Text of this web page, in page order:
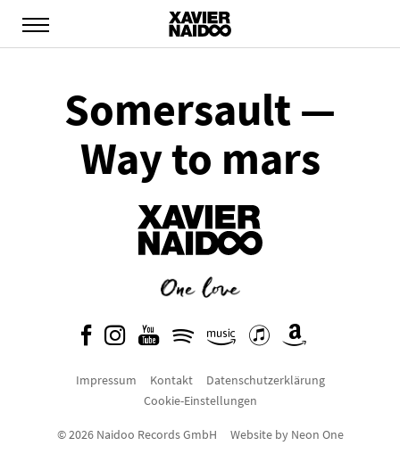
Somersault —
Way to mars
Impressum Kontakt
Datenschutzerklärung
Cookie-Einstellungen
© 2026 Naidoo Records GmbH Website by Neon One